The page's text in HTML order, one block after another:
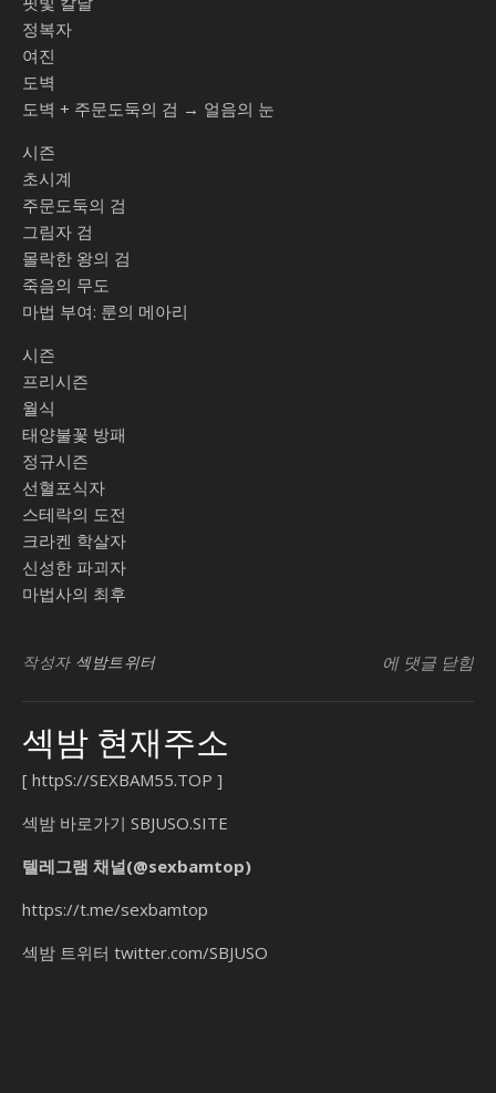
정복자
여진
도벽
도벽 + 주문도둑의 검 → 얼음의 눈
시즌
초시계
주문도둑의 검
그림자 검
몰락한 왕의 검
죽음의 무도
마법 부여: 룬의 메아리
시즌
프리시즌
월식
태양불꽃 방패
정규시즌
선혈포식자
스테락의 도전
크라켄 학살자
신성한 파괴자
마법사의 최후
작성자 섹밤트위터 SB유흥지원센
에 댓글 닫힘
섹밤 현재주소
[ httpS://SEXBAM55.TOP ]
섹밤 바로가기 SBJUSO.SITE
텔레그램 채널(@sexbamtop)
https://t.me/sexbamtop
섹밤 트위터 twitter.com/SBJUSO